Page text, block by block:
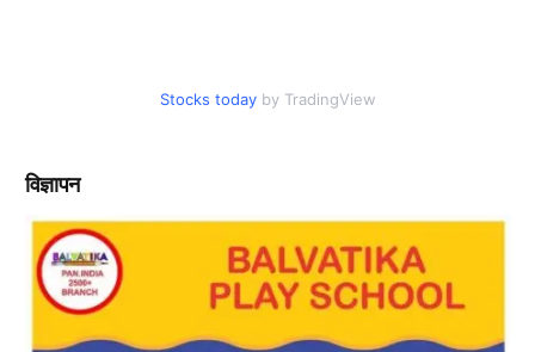
Stocks today by TradingView
विज्ञापन